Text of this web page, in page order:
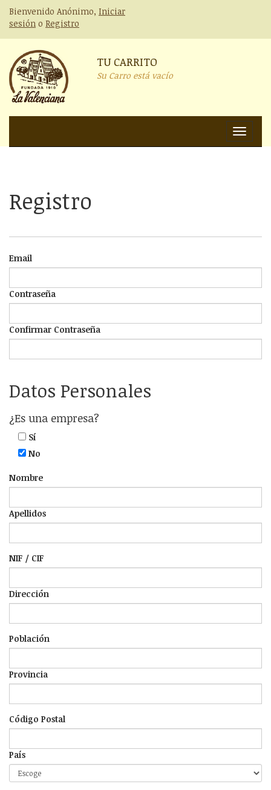
Bienvenido Anónimo, Iniciar
sesión o Registro
TU CARRITO
Su Carro está vacío
Nav
Registro
Email
Contraseña
Confirmar Contraseña
Datos Personales
¿Es una empresa?
Sí
No
Nombre
Apellidos
NIF / CIF
Dirección
Población
Provincia
Código Postal
País